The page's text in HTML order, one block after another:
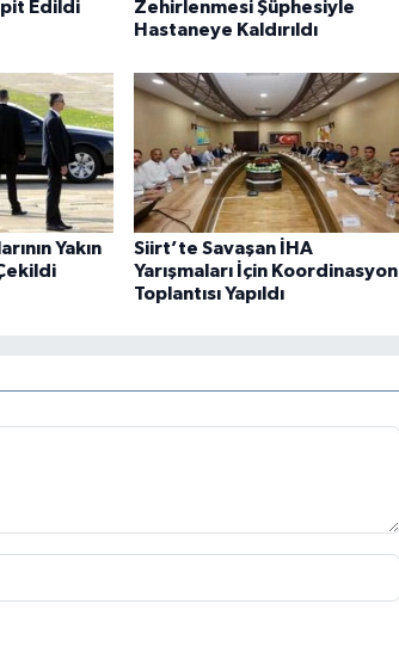
Edildi
Zehirlenmesi Şüphesiyle
Hastaneye Kaldırıldı
Yakın
Siirt’te Savaşan İHA
Yarışmaları İçin Koordinasyon
Toplantısı Yapıldı